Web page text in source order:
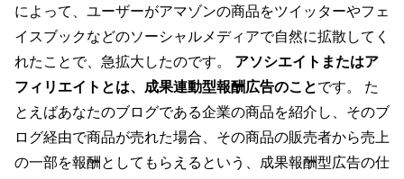
によって、ユーザーがアマゾンの商品をツイッターやフェ
イスブックなどのソーシャルメディアで自然に拡散してく
れたことで、急拡大したのです。 アソシエイトまたはア
フィリエイトとは、成果連動型報酬広告のことです。 た
とえばあなたのブログである企業の商品を紹介し、そのブ
ログ経由で商品が売れた場合、その商品の販売者から売上
の一部を報酬としてもらえるという、成果報酬型広告の仕